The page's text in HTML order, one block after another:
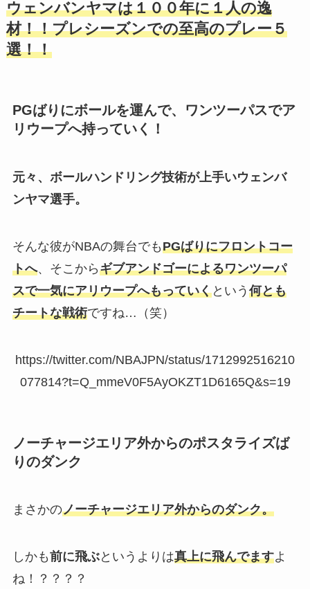
ウェンバンヤマは１００年に１人の逸
材！！プレシーズンでの至高のプレー５
選！！
PGばりにボールを運んで、ワンツーパスでア
リウープへ持っていく！
元々、ボールハンドリング技術が上手いウェンバ
ンヤマ選手。
そんな彼がNBAの舞台でもPGばりにフロントコー
トへ、そこからギブアンドゴーによるワンツーパ
スで一気にアリウープへもっていくという 何とも
チートな戦術ですね…（笑）
https://twitter.com/NBAJPN/status/1712992516210
077814?t=Q_mmeV0F5AyOKZT1D6165Q&s=19
ノーチャージエリア外からのポスタライズば
りのダンク
まさかのノーチャージエリア外からのダンク。
しかも前に飛ぶというよりは真上に飛んでますよ
ね！？？？？